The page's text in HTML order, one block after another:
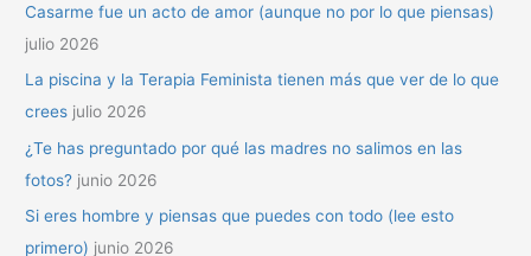
Casarme fue un acto de amor (aunque no por lo que piensas)
julio 2026
La piscina y la Terapia Feminista tienen más que ver de lo que
crees julio 2026
¿Te has preguntado por qué las madres no salimos en las
fotos? junio 2026
Si eres hombre y piensas que puedes con todo (lee esto
primero) junio 2026